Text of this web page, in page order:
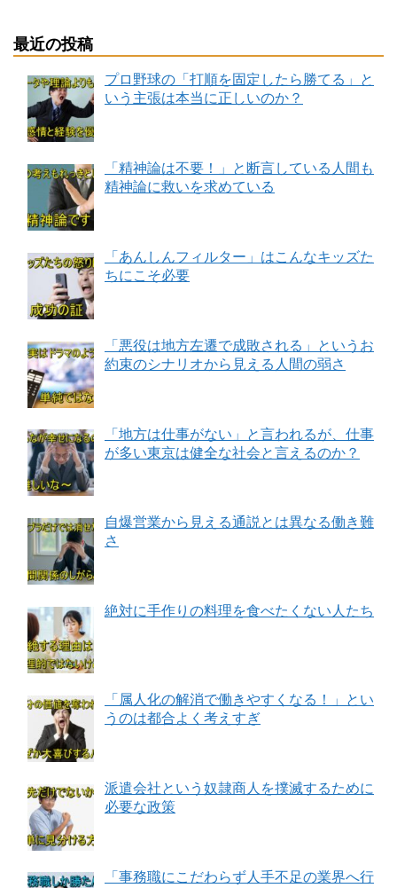
最近の投稿
プロ野球の「打順を固定したら勝てる」と
いう主張は本当に正しいのか？
「精神論は不要！」と断言している人間も
精神論に救いを求めている
「あんしんフィルター」はこんなキッズた
ちにこそ必要
「悪役は地方左遷で成敗される」というお
約束のシナリオから見える人間の弱さ
「地方は仕事がない」と言われるが、仕事
が多い東京は健全な社会と言えるのか？
自爆営業から見える通説とは異なる働き難
さ
絶対に手作りの料理を食べたくない人たち
「属人化の解消で働きやすくなる！」とい
うのは都合よく考えすぎ
派遣会社という奴隷商人を撲滅するために
必要な政策
「事務職にこだわらず人手不足の業界へ行